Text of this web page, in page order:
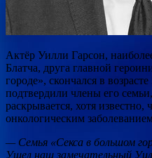
Актёр Уилли Гарсон,
Блатча, друга главной
городе», скончался в
подтвердили члены его
раскрывается, хотя известно,
онкологическим
— Семья «Секса в большом
Ушел наш замечательный